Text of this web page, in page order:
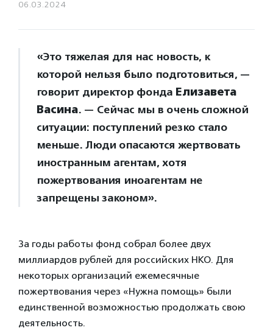
06.03.2024
«Это тяжелая для нас новость, к
которой нельзя было подготовиться, —
говорит директор фонда Елизавета
Васина. — Сейчас мы в очень сложной
ситуации: поступлений резко стало
меньше. Люди опасаются жертвовать
иностранным агентам, хотя
пожертвования иноагентам не
запрещены законом».
За годы работы фонд собрал более двух
миллиардов рублей для российских НКО. Для
некоторых организаций ежемесячные
пожертвования через «Нужна помощь» были
единственной возможностью продолжать свою
деятельность.